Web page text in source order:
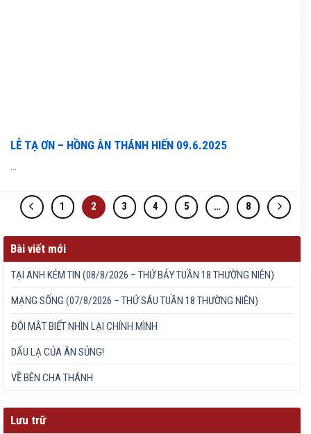
LỄ TẠ ƠN – HỒNG ÂN THÁNH HIẾN 09.6.2025
1 2 3 4 5 … 8
Bài viết mới
TẠI ANH KÉM TIN (08/8/2026 – THỨ BẢY TUẦN 18 THƯỜNG NIÊN)
MẠNG SỐNG (07/8/2026 – THỨ SÁU TUẦN 18 THƯỜNG NIÊN)
ĐÔI MẮT BIẾT NHÌN LẠI CHÍNH MÌNH
DẤU LẠ CỦA ÂN SỦNG!
VỀ BÊN CHA THÁNH
Lưu trữ